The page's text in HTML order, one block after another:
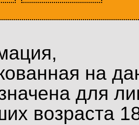
на
для
возраста